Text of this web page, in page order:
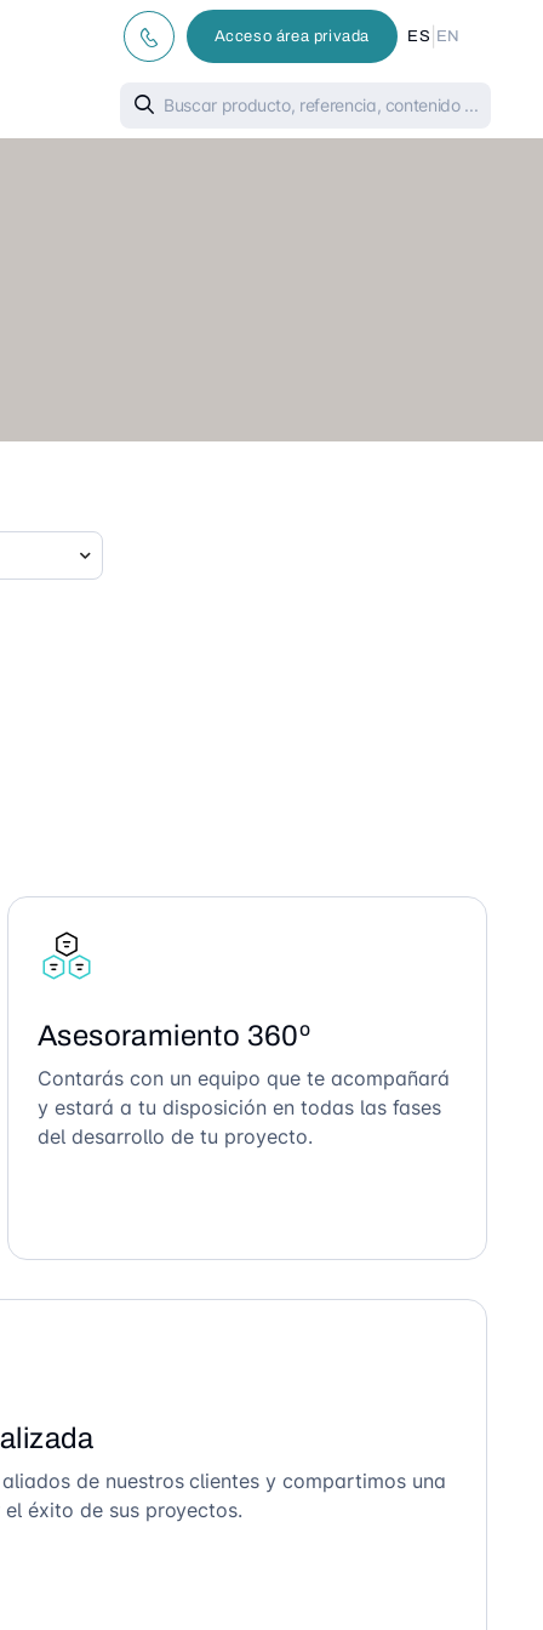
Acceso área privada ES EN
Asesoramiento 360º
Contarás con un equipo que te acompañará
y estará a tu disposición en todas las fases
del desarrollo de tu proyecto.
de nuestros clientes y compartimos una
éxito de sus proyectos.